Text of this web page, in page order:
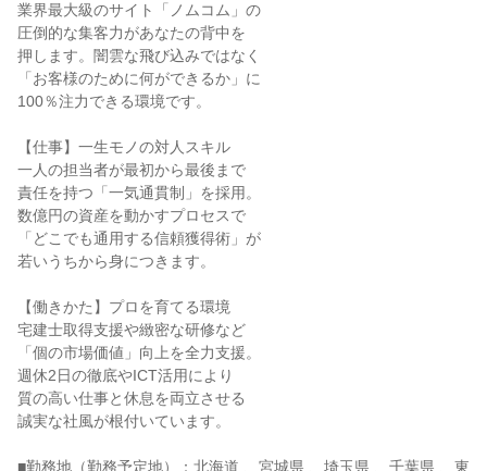
業界最大級のサイト「ノムコム」の
圧倒的な集客力があなたの背中を
押します。闇雲な飛び込みではなく
「お客様のために何ができるか」に
100％注力できる環境です。
【仕事】一生モノの対人スキル
一人の担当者が最初から最後まで
責任を持つ「一気通貫制」を採用。
数億円の資産を動かすプロセスで
「どこでも通用する信頼獲得術」が
若いうちから身につきます。
【働きかた】プロを育てる環境
宅建士取得支援や緻密な研修など
「個の市場価値」向上を全力支援。
週休2日の徹底やICT活用により
質の高い仕事と休息を両立させる
誠実な社風が根付いています。
■勤務地（勤務予定地）：北海道 、宮城県 、埼玉県 、千葉県 、東